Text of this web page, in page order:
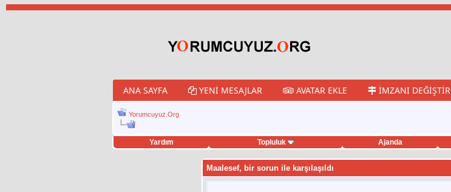
ANA SAYFA YENI MESAJLAR AVATAR EKLE İMZANI DEĞIŞTIR
Yorumcuyuz.Org
Yardım Topluluk Ajanda
Maalesef, bir sorun ile karşılaşıldı